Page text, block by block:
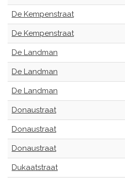
De Kempenstraat
De Kempenstraat
De Landman
De Landman
De Landman
Donaustraat
Donaustraat
Donaustraat
Dukaatstraat